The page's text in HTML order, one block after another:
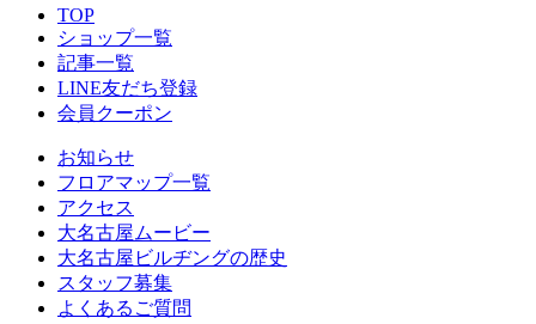
TOP
ショップ一覧
記事一覧
LINE友だち登録
会員クーポン
お知らせ
フロアマップ一覧
アクセス
大名古屋ムービー
大名古屋ビルヂングの歴史
スタッフ募集
よくあるご質問